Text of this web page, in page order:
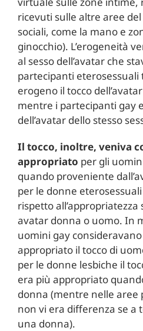
ricevuti sulle altre aree
sociali, come la mano e
ginocchio). L’erogeneità
al sesso dell’avatar che
partecipanti eterosessuali
erogeno il tocco
mentre i partecipanti gay
dell’avatar dello stesso
Il tocco, inoltre, veniva
appropriato per gli
quando proveniente
per le donne
rispetto
avatar donna o uomo. In
uomini gay
appropriato il tocco di
per le donne lesbiche il
era più appropriato
donna (mentre nelle aree
non vi era differenza se a
una donna).